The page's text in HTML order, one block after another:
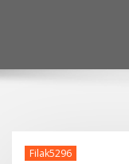
Filak5296